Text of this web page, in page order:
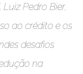
Pedro Bier,
ao crédito e os
desafios
na